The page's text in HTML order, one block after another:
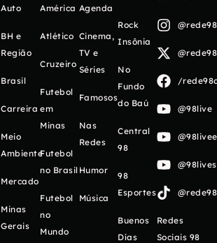
Auto
BH e
Região
Brasil
Carreira
Meio
Ambiente
Mercado
Minas
Gerais
América
Atlético
Cruzeiro
Futebol
em
Minas
Futebol
no Brasil
Futebol
no
Mundo
Agenda
Cinema,
TV e
Séries
Famosos
Nas
Redes
Humor
Música
Rock
Insônia
No
Fundo
do Baú
Central
98
98
Esportes
Buenos
Días
/
@98live
Redes
Sociais 98